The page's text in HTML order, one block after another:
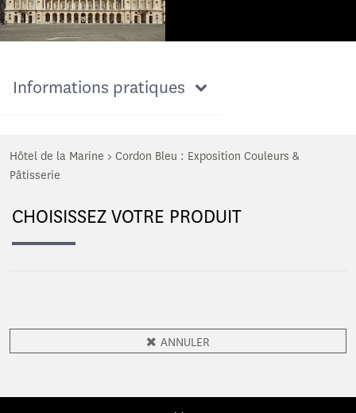
Informations pratiques
Hôtel de la Marine > Cordon Bleu : Exposition Couleurs &
Pâtisserie
CHOISISSEZ VOTRE PRODUIT
ANNULER